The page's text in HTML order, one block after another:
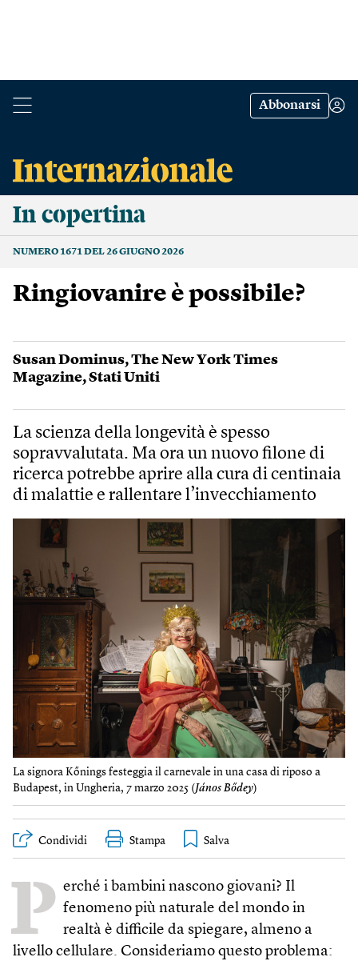
Abbonarsi
In copertina
NUMERO 1671 DEL 26 GIUGNO 2026
Ringiovanire è possibile?
Susan Dominus,The New York Times
Magazine,Stati Uniti
La scienza della longevità è spesso
sopravvalutata. Ma ora un nuovo filone di
ricerca potrebbe aprire alla cura di centinaia
di malattie e rallentare l’invecchiamento
La signora Kőnings festeggia il carnevale in una casa di riposo a
Budapest, in Ungheria, 7 marzo 2025 (János Bődey)
Condividi Stampa
P erché i bambini nascono giovani? Il
fenomeno più naturale del mondo in
realtà è difficile da spiegare, almeno a
livello cellulare. Consideriamo questo problema: